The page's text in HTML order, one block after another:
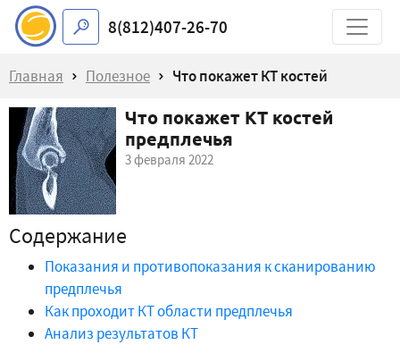
8(812)407-26-70
Главная Полезное Что покажет КТ костей
предплечья
Что покажет КТ костей
предплечья
3 февраля 2022
Содержание
Показания и противопоказания к сканированию
предплечья
Как проходит КТ области предплечья
Анализ результатов КТ